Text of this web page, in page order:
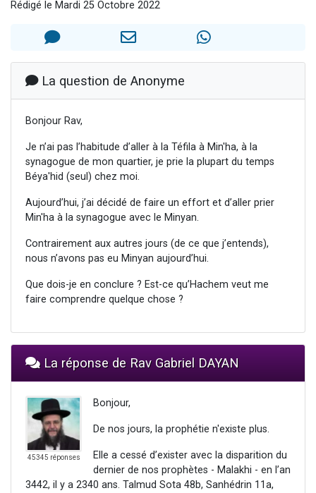
Il reste 49 places pour étudier en groupe sur Zoom
Eva vient de donner son Maasser
Rédigé le Mardi 25 Octobre 2022
La question de Anonyme
Bonjour Rav,
Je n’ai pas l’habitude d’aller à la Téfila à Min'ha, à la
synagogue de mon quartier, je prie la plupart du temps
Béya'hid (seul) chez moi.
Aujourd’hui, j’ai décidé de faire un effort et d’aller prier
Min'ha à la synagogue avec le Minyan.
Contrairement aux autres jours (de ce que j’entends),
nous n’avons pas eu Minyan aujourd’hui.
Que dois-je en conclure ? Est-ce qu’Hachem veut me
faire comprendre quelque chose ?
La réponse de Rav Gabriel DAYAN
45345 réponses
Bonjour,
De nos jours, la prophétie n'existe plus.
Elle a cessé d’exister avec la disparition du
dernier de nos prophètes - Malakhi - en l’an
3442, il y a 2340 ans. Talmud Sota 48b, Sanhédrin 11a,